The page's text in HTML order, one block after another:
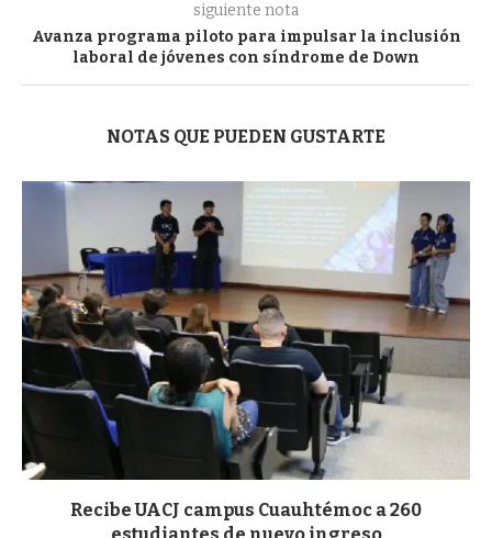
siguiente nota
Avanza programa piloto para impulsar la inclusión
laboral de jóvenes con síndrome de Down
NOTAS QUE PUEDEN GUSTARTE
Recibe UACJ campus Cuauhtémoc a 260